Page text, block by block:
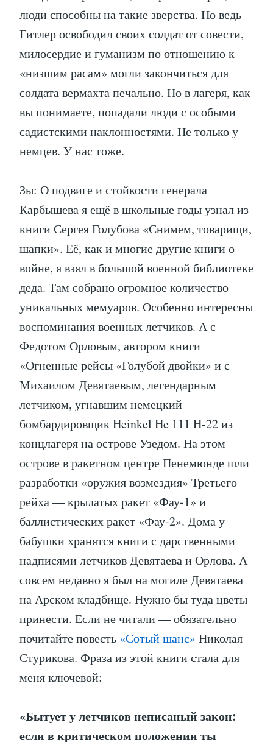
люди способны на такие зверства. Но ведь
Гитлер освободил своих солдат от совести,
милосердие и гуманизм по отношению к
«низшим расам» могли закончиться для
солдата вермахта печально. Но в лагеря, как
вы понимаете, попадали люди с особыми
садистскими наклонностями. Не только у
немцев. У нас тоже.
Зы: О подвиге и стойкости генерала
Карбышева я ещё в школьные годы узнал из
книги Сергея Голубова «Снимем, товарищи,
шапки». Её, как и многие другие книги о
войне, я взял в большой военной библиотеке
деда. Там собрано огромное количество
уникальных мемуаров. Особенно интересны
воспоминания военных летчиков. А с
Федотом Орловым, автором книги
«Огненные рейсы «Голубой двойки» и с
Михаилом Девятаевым, легендарным
летчиком, угнавшим немецкий
бомбардировщик Heinkel He 111 H-22 из
концлагеря на острове Узедом. На этом
острове в ракетном центре Пенемюнде шли
разработки «оружия возмездия» Третьего
рейха — крылатых ракет «Фау-1» и
баллистических ракет «Фау-2». Дома у
бабушки хранятся книги с дарственными
надписями летчиков Девятаева и Орлова. А
совсем недавно я был на могиле Девятаева
на Арском кладбище. Нужно бы туда цветы
принести. Если не читали — обязательно
почитайте повесть «Сотый шанс» Николая
Стурикова. Фраза из этой книги стала для
меня ключевой:
«Бытует у летчиков неписаный закон:
если в критическом положении ты